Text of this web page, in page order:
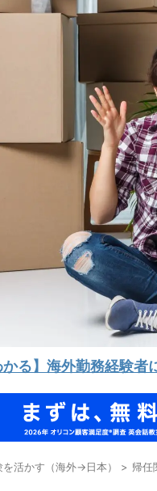
る】海外勤務経験者
活かす（海外→日本） > 帰任